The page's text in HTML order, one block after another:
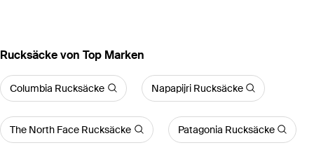
Rucksäcke von Top Marken
Columbia Rucksäcke Napapijri Rucksäcke
The North Face Rucksäcke Patagonia Rucksäcke